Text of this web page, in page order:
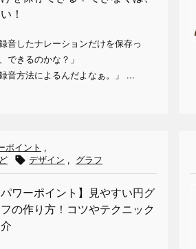
！
録音したナレーションだけを保存っ
できるのかな？」
録音方法によるんだよなぁ。」 ...
ポイント ,
 デザイン , グラフ
パワーポイント】見やすい円グ
の作り方！コツやテクニック